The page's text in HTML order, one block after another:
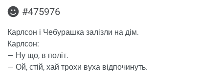
#475976
Карлсон і Чебурашка залізли на дім.
Карлсон:
— Ну що, в політ.
— Ой, стій, хай трохи вуха відпочинуть.